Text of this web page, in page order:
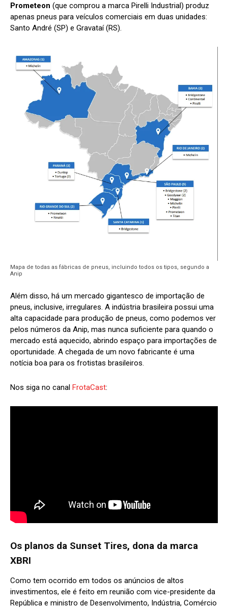
Prometeon (que comprou a marca Pirelli Industrial) produz
apenas pneus para veículos comerciais em duas unidades:
Santo André (SP) e Gravataí (RS).
Mapa de todas as fábricas de pneus, incluindo todos os tipos, segundo a
Anip
Além disso, há um mercado gigantesco de importação de
pneus, inclusive, irregulares. A indústria brasileira possui uma
alta capacidade para produção de pneus, como podemos ver
pelos números da Anip, mas nunca suficiente para quando o
mercado está aquecido, abrindo espaço para importações de
oportunidade. A chegada de um novo fabricante é uma
notícia boa para os frotistas brasileiros.
Nos siga no canal FrotaCast:
Os planos da Sunset Tires, dona da marca
XBRI
Como tem ocorrido em todos os anúncios de altos
investimentos, ele é feito em reunião com vice-presidente da
República e ministro de Desenvolvimento, Indústria, Comércio